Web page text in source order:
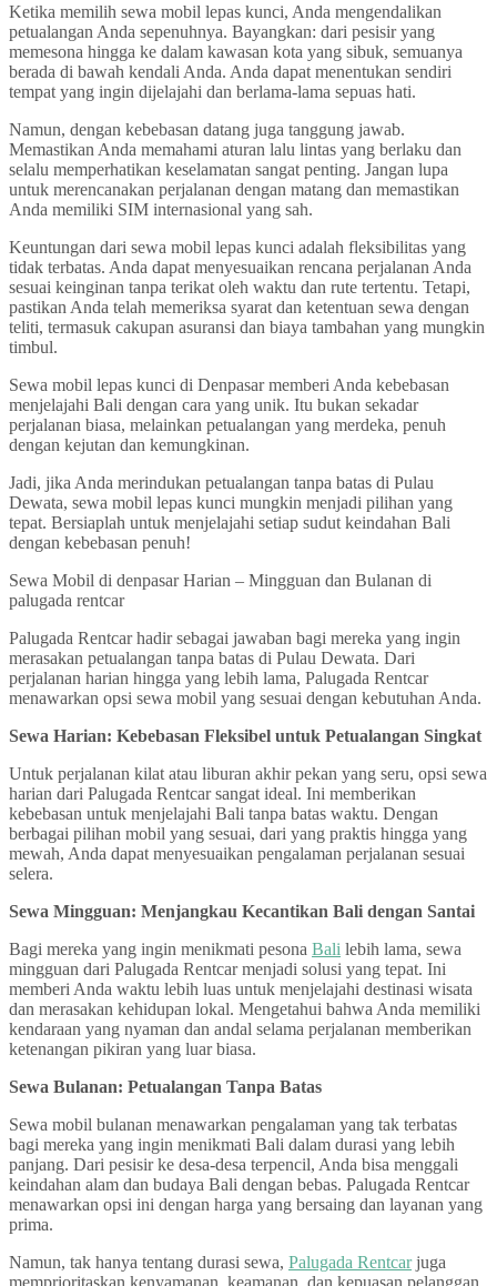
Ketika memilih sewa mobil lepas kunci, Anda mengendalikan
petualangan Anda sepenuhnya. Bayangkan: dari pesisir yang
memesona hingga ke dalam kawasan kota yang sibuk, semuanya
berada di bawah kendali Anda. Anda dapat menentukan sendiri
tempat yang ingin dijelajahi dan berlama-lama sepuas hati.
Namun, dengan kebebasan datang juga tanggung jawab.
Memastikan Anda memahami aturan lalu lintas yang berlaku dan
selalu memperhatikan keselamatan sangat penting. Jangan lupa
untuk merencanakan perjalanan dengan matang dan memastikan
Anda memiliki SIM internasional yang sah.
Keuntungan dari sewa mobil lepas kunci adalah fleksibilitas yang
tidak terbatas. Anda dapat menyesuaikan rencana perjalanan Anda
sesuai keinginan tanpa terikat oleh waktu dan rute tertentu. Tetapi,
pastikan Anda telah memeriksa syarat dan ketentuan sewa dengan
teliti, termasuk cakupan asuransi dan biaya tambahan yang mungkin
timbul.
Sewa mobil lepas kunci di Denpasar memberi Anda kebebasan
menjelajahi Bali dengan cara yang unik. Itu bukan sekadar
perjalanan biasa, melainkan petualangan yang merdeka, penuh
dengan kejutan dan kemungkinan.
Jadi, jika Anda merindukan petualangan tanpa batas di Pulau
Dewata, sewa mobil lepas kunci mungkin menjadi pilihan yang
tepat. Bersiaplah untuk menjelajahi setiap sudut keindahan Bali
dengan kebebasan penuh!
Sewa Mobil di denpasar Harian – Mingguan dan Bulanan di
palugada rentcar
Palugada Rentcar hadir sebagai jawaban bagi mereka yang ingin
merasakan petualangan tanpa batas di Pulau Dewata. Dari
perjalanan harian hingga yang lebih lama, Palugada Rentcar
menawarkan opsi sewa mobil yang sesuai dengan kebutuhan Anda.
Sewa Harian: Kebebasan Fleksibel untuk Petualangan Singkat
Untuk perjalanan kilat atau liburan akhir pekan yang seru, opsi sewa
harian dari Palugada Rentcar sangat ideal. Ini memberikan
kebebasan untuk menjelajahi Bali tanpa batas waktu. Dengan
berbagai pilihan mobil yang sesuai, dari yang praktis hingga yang
mewah, Anda dapat menyesuaikan pengalaman perjalanan sesuai
selera.
Sewa Mingguan: Menjangkau Kecantikan Bali dengan Santai
Bagi mereka yang ingin menikmati pesona Bali lebih lama, sewa
mingguan dari Palugada Rentcar menjadi solusi yang tepat. Ini
memberi Anda waktu lebih luas untuk menjelajahi destinasi wisata
dan merasakan kehidupan lokal. Mengetahui bahwa Anda memiliki
kendaraan yang nyaman dan andal selama perjalanan memberikan
ketenangan pikiran yang luar biasa.
Sewa Bulanan: Petualangan Tanpa Batas
Sewa mobil bulanan menawarkan pengalaman yang tak terbatas
bagi mereka yang ingin menikmati Bali dalam durasi yang lebih
panjang. Dari pesisir ke desa-desa terpencil, Anda bisa menggali
keindahan alam dan budaya Bali dengan bebas. Palugada Rentcar
menawarkan opsi ini dengan harga yang bersaing dan layanan yang
prima.
Namun, tak hanya tentang durasi sewa, Palugada Rentcarjuga
memprioritaskan kenyamanan, keamanan, dan kepuasan pelanggan.